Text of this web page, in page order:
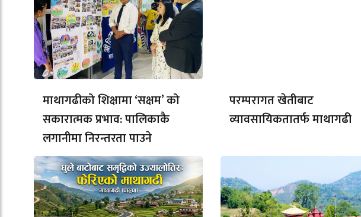
माथागढीको शिक्षामा ‘सक्षम’ को
सकारात्मक प्रभाव: पालिकाकै
लगानीमा निरन्तरता पाउने
परम्परागत खेतीबाट
व्यावसायिकतातर्फ माथागढी